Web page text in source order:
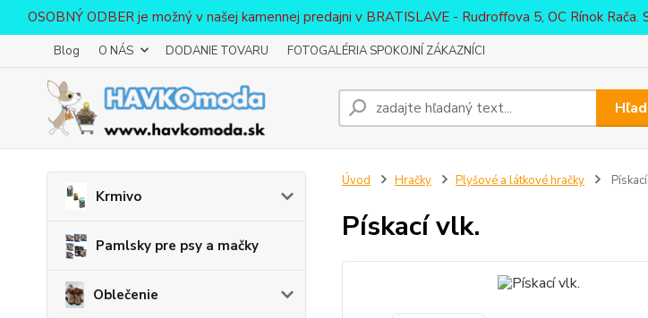
OSOBNÝ ODBER je možný v našej kamennej predajni v BRATISLAVE - Rudroffova 5, OC Rínok
Blog O NÁS DODANIE TOVARU FOTOGALÉRIA SPOKOJNÍ ZÁKAZNÍCI
Krmivo
Pamlsky pre psy a mačky
Oblečenie
Úvod Hračky Plyšové a látkové hračky
Pískací vlk.